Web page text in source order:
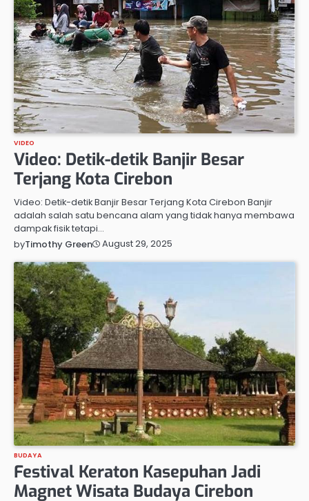
VIDEO
Video: Detik-detik Banjir Besar
Terjang Kota Cirebon
Video: Detik-detik Banjir Besar Terjang Kota Cirebon Banjir
adalah salah satu bencana alam yang tidak hanya membawa
dampak fisik tetapi…
byTimothy Green August 29, 2025
BUDAYA
Festival Keraton Kasepuhan Jadi
Magnet Wisata Budaya Cirebon